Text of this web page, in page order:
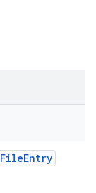
FileEntry